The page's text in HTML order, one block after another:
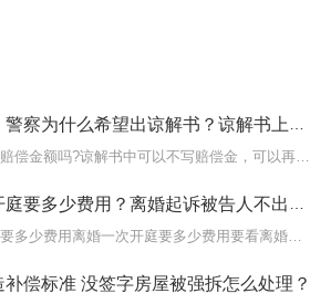
什么希望出谅解书？谅解书上一定要写赔偿金额吗？
谅解书上一定要写赔偿金额吗?谅解书中可以不写赔偿金，可以再单独写
？离婚起诉被告人不出庭怎么办？离婚起诉多久才能判离婚？ 天天要闻
一、离婚一次开庭要多少费用离婚一次开庭要多少费用要看离婚案件是
偿标准 没签字房屋被强拆怎么处理？